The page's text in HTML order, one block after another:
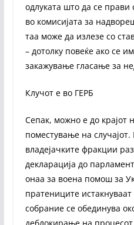
одлуката што да се прави
во комисијата за
таа може да излезе со
– дотолку повеќе ако се
закажување гласање за
Клучот е во ГЕРБ
Сепак, можно е до крајот
поместување на
владејачките фракции
декларација до
онаа за воена помош за
пратениците
собрание се обединува